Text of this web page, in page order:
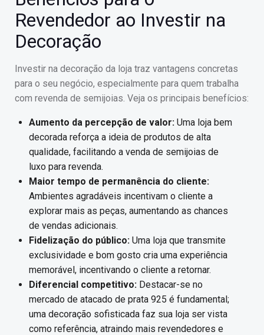
Revendedor ao Investir na
Decoração
Investir na decoração da loja traz vantagens concretas
para o seu negócio, especialmente para quem trabalha
com revenda de semijoias. Veja os principais benefícios:
Aumento da percepção de valor: Uma loja bem
decorada reforça a ideia de produtos de alta
qualidade, facilitando a venda de semijoias de
luxo para revenda.
Maior tempo de permanência do cliente:
Ambientes agradáveis incentivam o cliente a
explorar mais as peças, aumentando as chances
de vendas adicionais.
Fidelização do público: Uma loja que transmite
exclusividade e bom gosto cria uma experiência
memorável, incentivando o cliente a retornar.
Diferencial competitivo: Destacar-se no
mercado de atacado de prata 925 é fundamental;
uma decoração sofisticada faz sua loja ser vista
como referência, atraindo mais revendedores e